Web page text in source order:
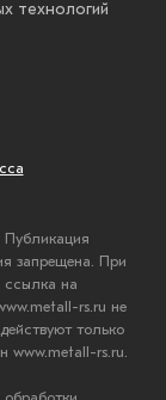
технологий
запрещена. При
ссылка на
rs.ru не
только
www.metall-rs.ru.